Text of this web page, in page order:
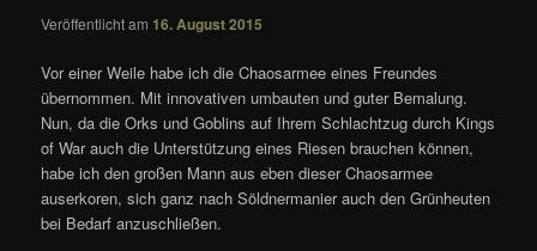
Veröffentlicht am 16. August 2015
Vor einer Weile habe ich die Chaosarmee eines Freundes
übernommen. Mit innovativen umbauten und guter Bemalung.
Nun, da die Orks und Goblins auf Ihrem Schlachtzug durch Kings
of War auch die Unterstützung eines Riesen brauchen können,
habe ich den großen Mann aus eben dieser Chaosarmee
auserkoren, sich ganz nach Söldnermanier auch den Grünheuten
bei Bedarf anzuschließen.